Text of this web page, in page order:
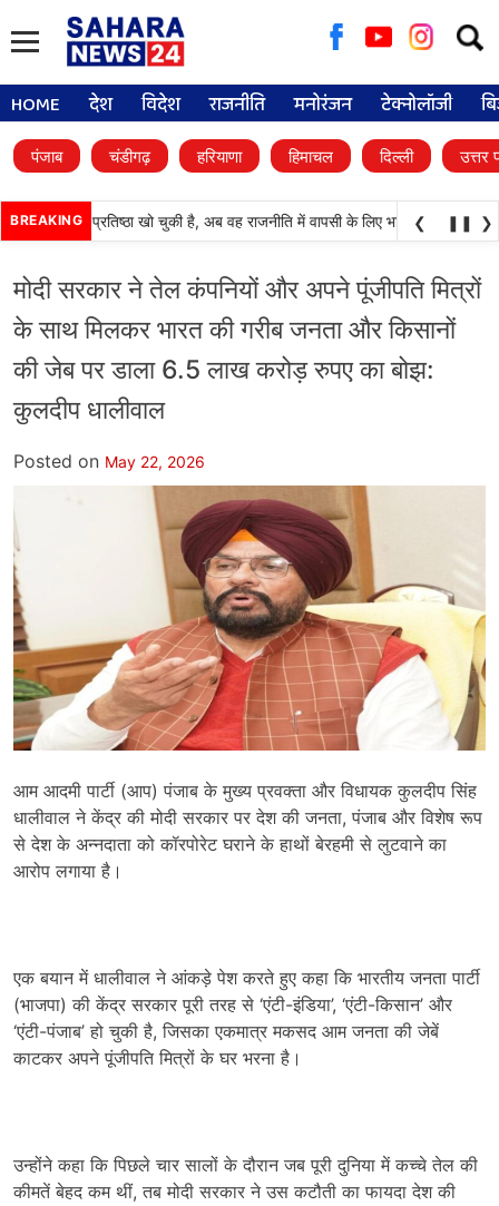
for:
HOME देश विदेश राजनीति मनोरंजन टेक्नोलॉजी
पंजाब चंडीगढ़ हरियाणा हिमाचल दिल्ली उत्तर
BREAKING
दल) अपनी प्रतिष्ठा खो चुकी है, अब वह राजनीति में वापसी के लिए भाजपा से समझौता
❮ ❚❚ ❯
मोदी सरकार ने तेल कंपनियों और अपने पूंजीपति मित्रों
के साथ मिलकर भारत की गरीब जनता और किसानों
की जेब पर डाला 6.5 लाख करोड़ रुपए का बोझ:
कुलदीप धालीवाल
Posted on May 22, 2026
आम आदमी पार्टी (आप) पंजाब के मुख्य प्रवक्ता और विधायक कुलदीप सिंह
धालीवाल ने केंद्र की मोदी सरकार पर देश की जनता, पंजाब और विशेष रूप
से देश के अन्नदाता को कॉरपोरेट घराने के हाथों बेरहमी से लुटवाने का
आरोप लगाया है।
एक बयान में धालीवाल ने आंकड़े पेश करते हुए कहा कि भारतीय जनता पार्टी
(भाजपा) की केंद्र सरकार पूरी तरह से ‘एंटी-इंडिया’, ‘एंटी-किसान’ और
‘एंटी-पंजाब’ हो चुकी है, जिसका एकमात्र मकसद आम जनता की जेबें
काटकर अपने पूंजीपति मित्रों के घर भरना है।
उन्होंने कहा कि पिछले चार सालों के दौरान जब पूरी दुनिया में कच्चे तेल की
कीमतें बेहद कम थीं, तब मोदी सरकार ने उस कटौती का फायदा देश की